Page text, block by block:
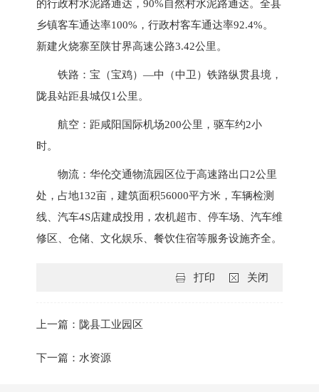
的行政村水泥路通达，90%自然村水泥路通达。全县
乡镇客车通达率100%，行政村客车通达率92.4%。
新建火烧寨至陕甘界高速公路3.42公里。
铁路：宝（宝鸡）—中（中卫）铁路纵贯县境，
陇县站距县城仅1公里。
航空：距咸阳国际机场200公里，驱车约2小
时。
物流：华伦交通物流园区位于高速路出口2公里
处，占地132亩，建筑面积56000平方米，车辆检测
线、汽车4S店建成投用，农机超市、停车场、汽车维
修区、仓储、文化娱乐、餐饮住宿等服务设施齐全。
关闭
打印
上一篇：陇县工业园区
下一篇：水资源